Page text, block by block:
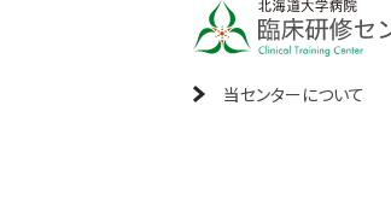
当センターについて